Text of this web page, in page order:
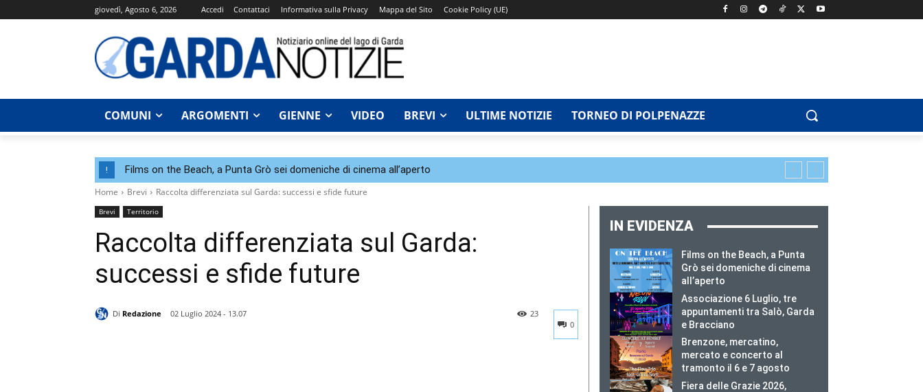
giovedì, Agosto 6, 2026 Accedi Contattaci Informativa sulla Privacy Mappa del Sito Cookie Policy (UE)
COMUNI ARGOMENTI GIENNE VIDEO BREVI ULTIME NOTIZIE TORNEO DI POLPENAZZE
! Films on the Beach, a Punta Grò sei domeniche di cinema all’aperto
Home Brevi Raccolta differenziata sul Garda: successi e sfide future
Brevi Territorio
Raccolta differenziata sul Garda:
successi e sfide future
Di Redazione
02 Luglio 2024 - 13.07
0
23
IN EVIDENZA
Films on the Beach, a Punta
Grò sei domeniche di cinema
all’aperto
Associazione 6 Luglio, tre
appuntamenti tra Salò, Garda
e Bracciano
Brenzone, mercatino,
mercato e concerto al
tramonto il 6 e 7 agosto
Fiera delle Grazie 2026,